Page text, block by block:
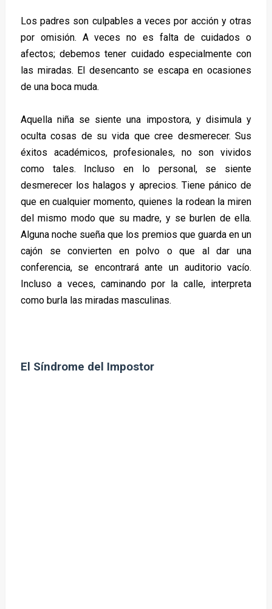
Los padres son culpables a veces por acción y otras
por omisión. A veces no es falta de cuidados o
afectos; debemos tener cuidado especialmente con
las miradas. El desencanto se escapa en ocasiones
de una boca muda.
Aquella niña se siente una impostora, y disimula y
oculta cosas de su vida que cree desmerecer. Sus
éxitos académicos, profesionales, no son vividos
como tales. Incluso en lo personal, se siente
desmerecer los halagos y aprecios. Tiene pánico de
que en cualquier momento, quienes la rodean la miren
del mismo modo que su madre, y se burlen de ella.
Alguna noche sueña que los premios que guarda en un
cajón se convierten en polvo o que al dar una
conferencia, se encontrará ante un auditorio vacío.
Incluso a veces, caminando por la calle, interpreta
como burla las miradas masculinas.
El Síndrome del Impostor